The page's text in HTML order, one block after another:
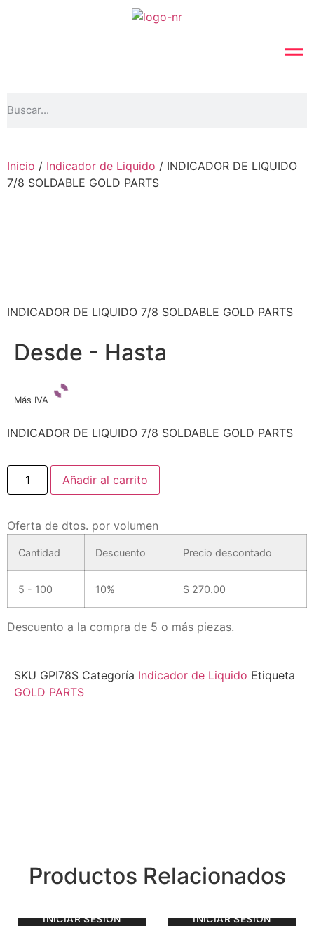
Inicio / Indicador de Liquido / INDICADOR DE LIQUIDO
7/8 SOLDABLE GOLD PARTS
INDICADOR DE LIQUIDO 7/8 SOLDABLE GOLD PARTS
Desde - Hasta
Más IVA
INDICADOR DE LIQUIDO 7/8 SOLDABLE GOLD PARTS
Añadir al carrito
Oferta de dtos. por volumen
Cantidad Descuento Precio descontado
5 - 100 10% $ 270.00
Descuento a la compra de 5 o más piezas.
SKU GPI78S Categoría Indicador de Liquido Etiqueta
GOLD PARTS
Productos Relacionados
INICIAR SESIÓN INICIAR SESIÓN